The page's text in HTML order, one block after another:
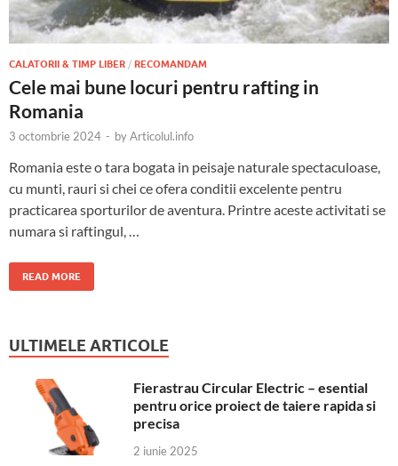
CALATORII & TIMP LIBER / RECOMANDAM
Cele mai bune locuri pentru rafting in
Romania
3 octombrie 2024 - byArticolul.info
Romania este o tara bogata in peisaje naturale spectaculoase,
cu munti, rauri si chei ce ofera conditii excelente pentru
practicarea sporturilor de aventura. Printre aceste activitati se
numara si raftingul, …
READ MORE
ULTIMELE ARTICOLE
Fierastrau Circular Electric – esential
pentru orice proiect de taiere rapida si
precisa
2 iunie 2025